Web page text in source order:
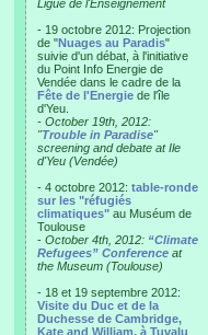
Ligue de l'Enseignement
- 19 octobre 2012: Projection
de "Nuages au Paradis"
suivie d'un débat, à l'initiative
du Point Info Energie de
Vendée dans le cadre de la
Fête de l'Energie de l'île
d'Yeu.
- October 19th, 2012:
"Trouble in Paradise"
screening and debate at Ile
d'Yeu (Vendée)
- 4 octobre 2012: table-ronde
sur les "réfugiés
climatiques" au Muséum de
Toulouse
- October 4th, 2012: “Climate
Refugees” Conference at
the Museum (Toulouse)
- 18 et 19 septembre 2012:
Visite du Duc et de la
Duchesse de Cambridge,
Kate and William, à Tuvalu